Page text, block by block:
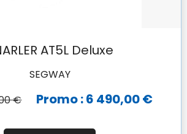
AT5L Deluxe
SEGWAY
€
Promo : 6 490,00 €